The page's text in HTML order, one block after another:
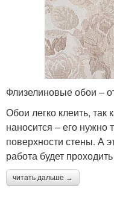
Флизелиновые обои –
Обои легко клеить, так
наносится – его нужно
поверхности стены. А
работа будет
читать дальше →